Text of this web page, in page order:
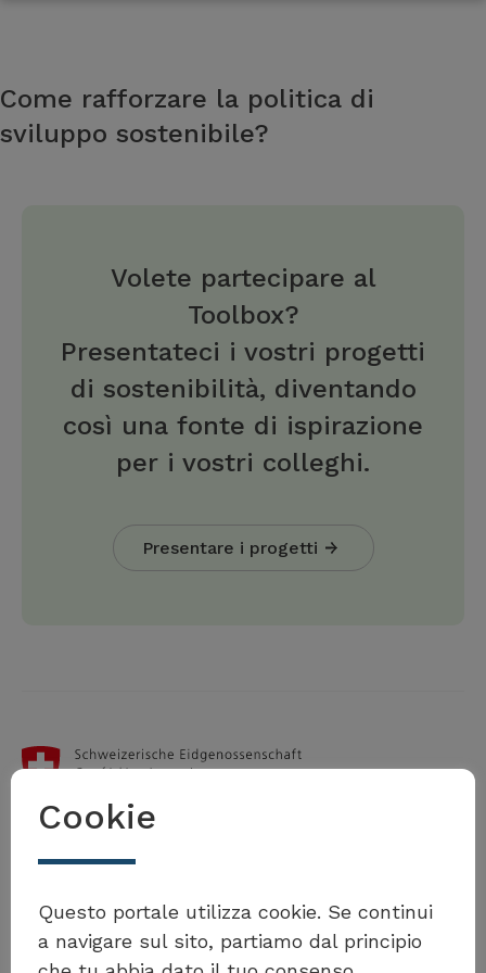
Come rafforzare la politica di
sviluppo sostenibile?
Volete partecipare al
Toolbox?
Presentateci i vostri progetti
di sostenibilità, diventando
così una fonte di ispirazione
per i vostri colleghi.
Presentare i progetti
Ufficio federale dello sviluppo territoriale
ARE
Cookie
Questo portale utilizza cookie. Se continui
a navigare sul sito, partiamo dal principio